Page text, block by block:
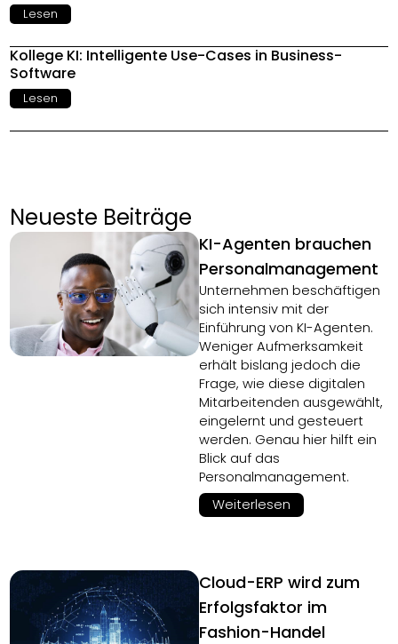
Lesen
Kollege KI: Intelligente Use-Cases in Business-
Software
Lesen
Neueste Beiträge
KI-Agenten brauchen
Personalmanagement
Unternehmen beschäftigen
sich intensiv mit der
Einführung von KI-Agenten.
Weniger Aufmerksamkeit
erhält bislang jedoch die
Frage, wie diese digitalen
Mitarbeitenden ausgewählt,
eingelernt und gesteuert
werden. Genau hier hilft ein
Blick auf das
Personalmanagement.
Weiterlesen
Cloud-ERP wird zum
Erfolgsfaktor im
Fashion-Handel